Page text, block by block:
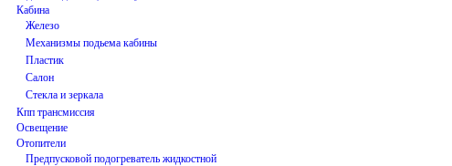
Кабина
Железо
Механизмы подьема кабины
Пластик
Салон
Стекла и зеркала
Кпп трансмиссия
Освещение
Отопители
Предпусковой подогреватель жидкостной